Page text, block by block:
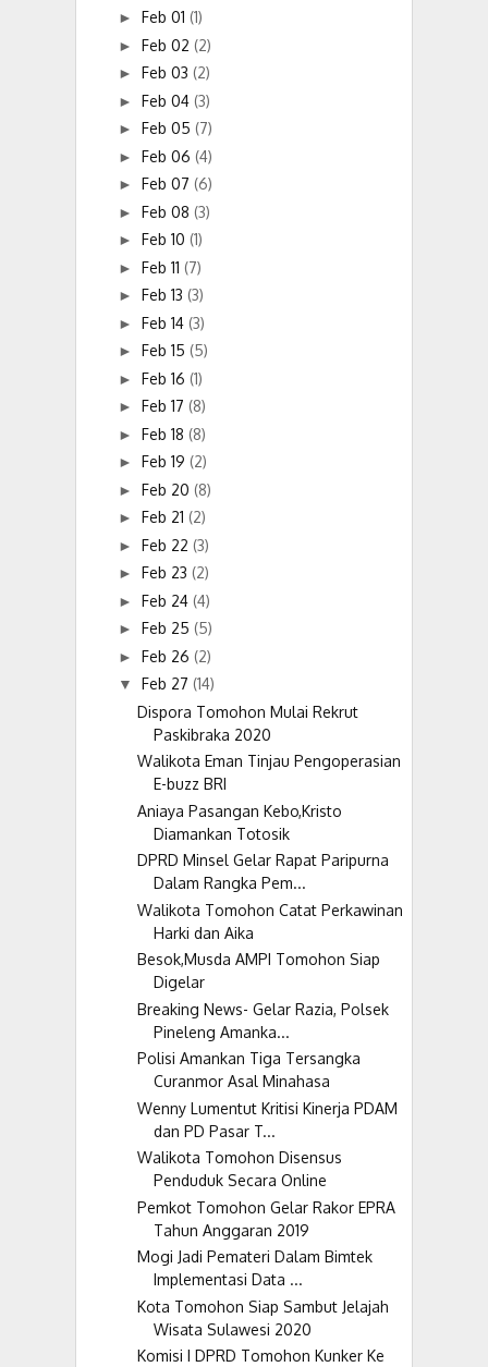
► Feb 01 (1)
► Feb 02 (2)
► Feb 03 (2)
► Feb 04 (3)
► Feb 05 (7)
► Feb 06 (4)
► Feb 07 (6)
► Feb 08 (3)
► Feb 10 (1)
► Feb 11 (7)
► Feb 13 (3)
► Feb 14 (3)
► Feb 15 (5)
► Feb 16 (1)
► Feb 17 (8)
► Feb 18 (8)
► Feb 19 (2)
► Feb 20 (8)
► Feb 21 (2)
► Feb 22 (3)
► Feb 23 (2)
► Feb 24 (4)
► Feb 25 (5)
► Feb 26 (2)
▼ Feb 27 (14)
Dispora Tomohon Mulai Rekrut
Paskibraka 2020
Walikota Eman Tinjau Pengoperasian
E-buzz BRI
Aniaya Pasangan Kebo,Kristo
Diamankan Totosik
DPRD Minsel Gelar Rapat Paripurna
Dalam Rangka Pem...
Walikota Tomohon Catat Perkawinan
Harki dan Aika
Besok,Musda AMPI Tomohon Siap
Digelar
Breaking News- Gelar Razia, Polsek
Pineleng Amanka...
Polisi Amankan Tiga Tersangka
Curanmor Asal Minahasa
Wenny Lumentut Kritisi Kinerja PDAM
dan PD Pasar T...
Walikota Tomohon Disensus
Penduduk Secara Online
Pemkot Tomohon Gelar Rakor EPRA
Tahun Anggaran 2019
Mogi Jadi Pemateri Dalam Bimtek
Implementasi Data ...
Kota Tomohon Siap Sambut Jelajah
Wisata Sulawesi 2020
Komisi I DPRD Tomohon Kunker Ke